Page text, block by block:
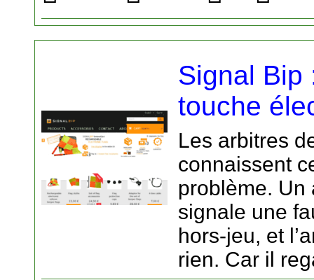
Signal Bip
touche
Les arbitres
connaissent
problème. Un
signale une
hors-jeu, et
rien. Car il